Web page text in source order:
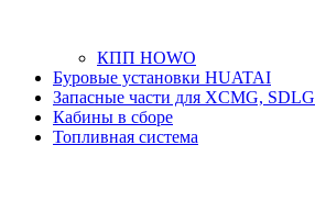
КПП HOWO
Буровые установки HUATAI
Запасные части для XCMG, SDLG
Кабины в сборе
Топливная система